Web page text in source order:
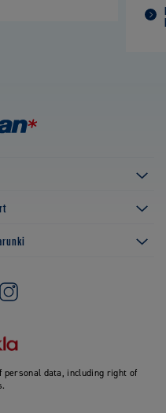
personal data, including right of